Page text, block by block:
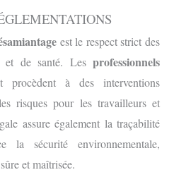
est le respect strict des
et de santé. Les professionnels
procèdent à des interventions
risques pour les travailleurs et
assure également la traçabilité
la sécurité environnementale,
et maîtrisée.